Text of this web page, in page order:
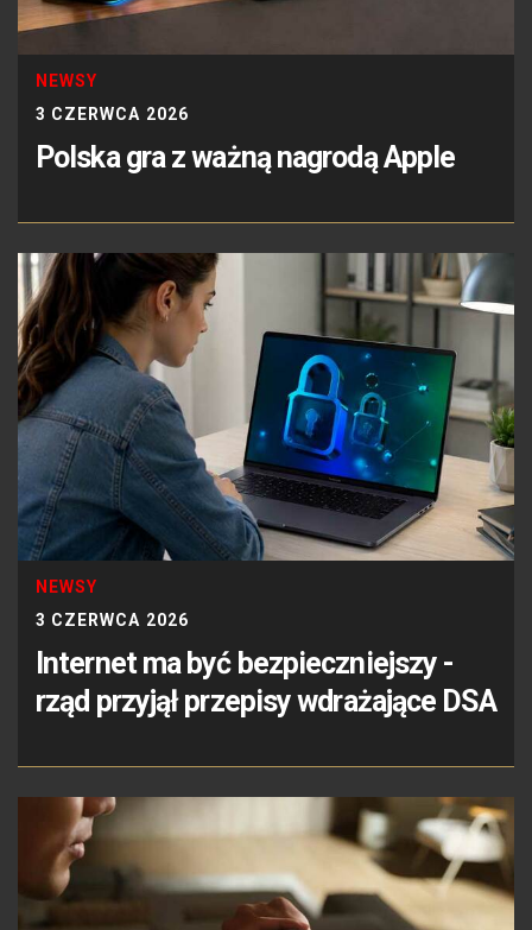
NEWSY
3 CZERWCA 2026
Polska gra z ważną nagrodą Apple
NEWSY
3 CZERWCA 2026
Internet ma być bezpieczniejszy -
rząd przyjął przepisy wdrażające DSA